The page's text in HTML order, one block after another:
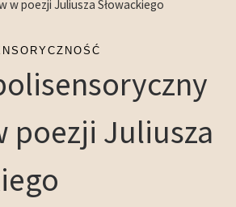
w poezji Juliusza Słowackiego
poezji Juliusza